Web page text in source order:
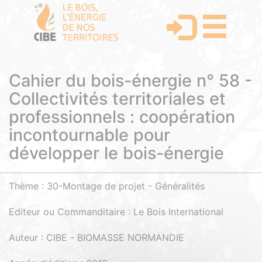
Cahier du bois-énergie n° 58 -
Collectivités territoriales et
professionnels : coopération
incontournable pour
développer le bois-énergie
Thème : 30-Montage de projet - Généralités
Editeur ou Commanditaire : Le Bois International
Auteur : CIBE - BIOMASSE NORMANDIE